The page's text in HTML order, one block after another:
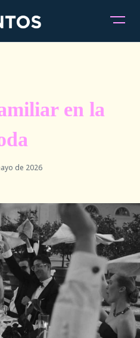
en la
de 2026